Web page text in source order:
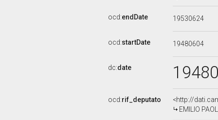
ocd:endDate 19530624
ocd:startDate 19480604
dc:date
ocd:rif_deputato
<http://
EMILIO